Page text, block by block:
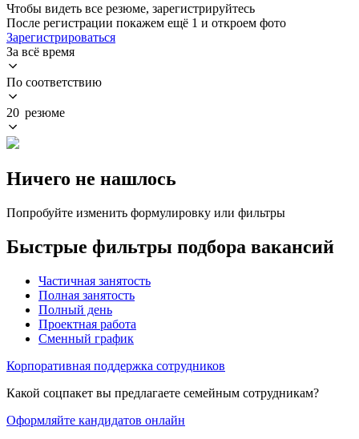
Чтобы видеть все резюме, зарегистрируйтесь
После регистрации покажем ещё 1 и откроем фото
Зарегистрироваться
За всё время
По соответствию
20 резюме
Ничего не нашлось
Попробуйте изменить формулировку или фильтры
Быстрые фильтры подбора вакансий
Частичная занятость
Полная занятость
Полный день
Проектная работа
Сменный график
Корпоративная поддержка сотрудников
Какой соцпакет вы предлагаете семейным сотрудникам?
Оформляйте кандидатов онлайн